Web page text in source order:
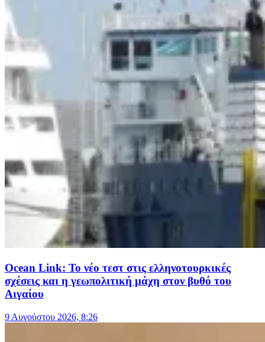
Ocean Link: Το νέο τεστ στις ελληνοτουρκικές
σχέσεις και η γεωπολιτική μάχη στον βυθό του
Αιγαίου
9 Αυγούστου 2026, 8:26